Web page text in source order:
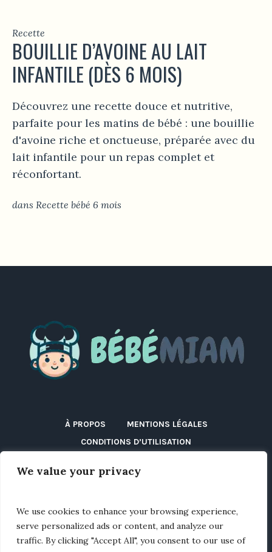
We value your privacy
We use cookies to enhance your browsing experience,
serve personalized ads or content, and analyze our
traffic. By clicking "Accept All", you consent to our use of
Recette
BOUILLIE D’AVOINE AU LAIT
INFANTILE (DÈS 6 MOIS)
Découvrez une recette douce et nutritive,
parfaite pour les matins de bébé : une bouillie
d'avoine riche et onctueuse, préparée avec du
lait infantile pour un repas complet et
réconfortant.
dans Recette bébé 6 mois
À PROPOS
MENTIONS LÉGALES
CONDITIONS D’UTILISATION
POLITIQUE DE COOKIES (UE)
BLOG
CONTACT